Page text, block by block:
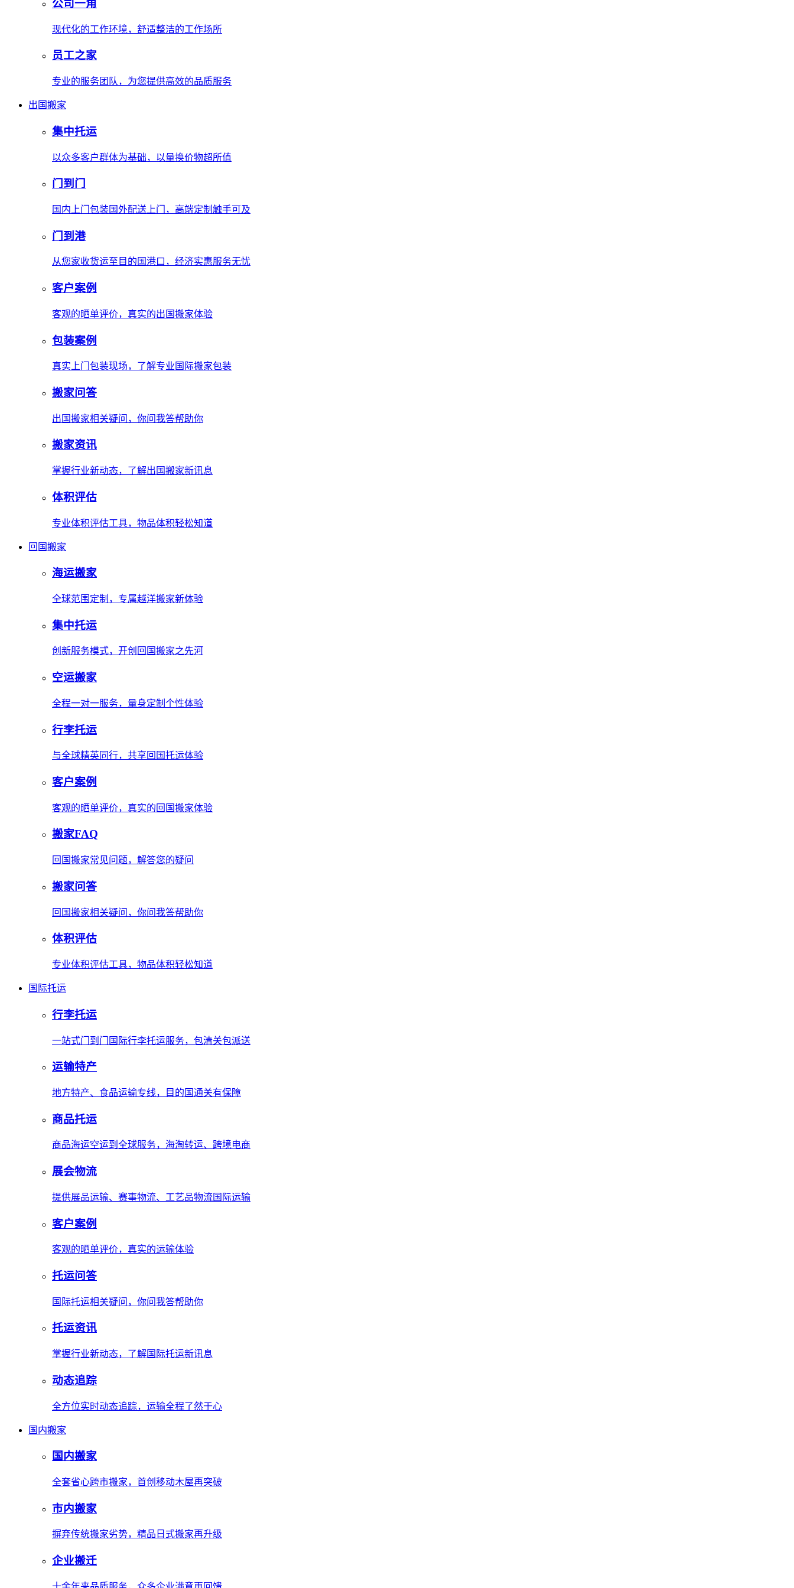
公司一角
现代化的工作环境，舒适整洁的工作场所
员工之家
专业的服务团队，为您提供高效的品质服务
出国搬家
集中托运
以众多客户群体为基础，以量换价物超所值
门到门
国内上门包装国外配送上门，高端定制触手可及
门到港
从您家收货运至目的国港口，经济实惠服务无忧
客户案例
客观的晒单评价，真实的出国搬家体验
包装案例
真实上门包装现场，了解专业国际搬家包装
搬家问答
出国搬家相关疑问，你问我答帮助你
搬家资讯
掌握行业新动态，了解出国搬家新讯息
体积评估
专业体积评估工具，物品体积轻松知道
回国搬家
海运搬家
全球范围定制，专属越洋搬家新体验
集中托运
创新服务模式，开创回国搬家之先河
空运搬家
全程一对一服务，量身定制个性体验
行李托运
与全球精英同行，共享回国托运体验
客户案例
客观的晒单评价，真实的回国搬家体验
搬家FAQ
回国搬家常见问题，解答您的疑问
搬家问答
回国搬家相关疑问，你问我答帮助你
体积评估
专业体积评估工具，物品体积轻松知道
国际托运
行李托运
一站式门到门国际行李托运服务，包清关包派送
运输特产
地方特产、食品运输专线，目的国通关有保障
商品托运
商品海运空运到全球服务，海淘转运、跨境电商
展会物流
提供展品运输、赛事物流、工艺品物流国际运输
客户案例
客观的晒单评价，真实的运输体验
托运问答
国际托运相关疑问，你问我答帮助你
托运资讯
掌握行业新动态，了解国际托运新讯息
动态追踪
全方位实时动态追踪，运输全程了然于心
国内搬家
国内搬家
全套省心跨市搬家，首创移动木屋再突破
市内搬家
摒弃传统搬家劣势，精品日式搬家再升级
企业搬迁